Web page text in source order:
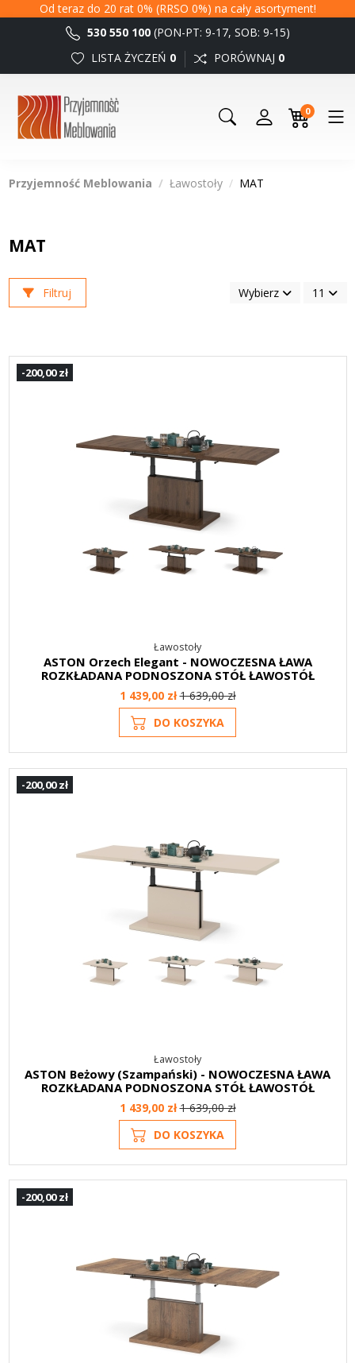
Od teraz do 20 rat 0% (RRSO 0%) na cały asortyment!
530 550 100 (PON-PT: 9-17, SOB: 9-15)
LISTA ŻYCZEŃ 0 PORÓWNAJ 0
0
Przyjemność Meblowania Ławostoły MAT
MAT
Filtruj Wybierz 11
-200,00 zł
Ławostoły
ASTON Orzech Elegant - NOWOCZESNA ŁAWA
ROZKŁADANA PODNOSZONA STÓŁ ŁAWOSTÓŁ
1 439,00 zł1 639,00 zł
DO KOSZYKA
-200,00 zł
Ławostoły
ASTON Beżowy (Szampański) - NOWOCZESNA ŁAWA
ROZKŁADANA PODNOSZONA STÓŁ ŁAWOSTÓŁ
1 439,00 zł1 639,00 zł
DO KOSZYKA
-200,00 zł